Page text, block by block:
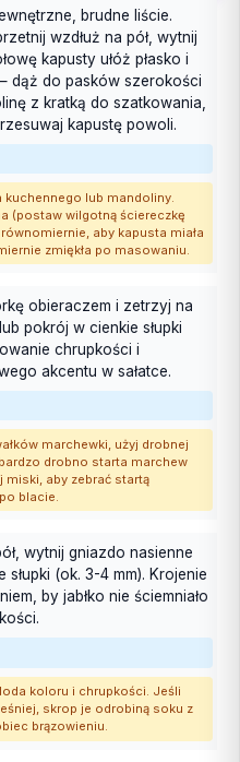
brudne liście.
wzdłuż na pół, wytnij
kapusty ułóż płasko i
dąż do pasków szerokości
z kratką do szatkowania,
kapustę powoli.
lub mandoliny.
(postaw wilgotną ściereczkę
aby kapusta miała
zmiękła po masowaniu.
obieraczem i zetrzyj na
pokrój w cienkie słupki
chrupkości i
akcentu w sałatce.
marchewki, użyj drobnej
drobno starta marchew
miski, aby zebrać startą
blacie.
wytnij gniazdo nasienne
(ok. 3-4 mm). Krojenie
by jabłko nie ściemniało
koloru i chrupkości. Jeśli
skrop je odrobiną soku z
brązowieniu.